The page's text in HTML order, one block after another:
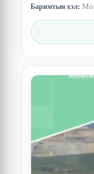
Баримтын хэл: